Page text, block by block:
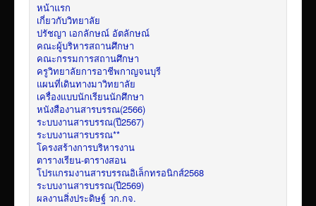
หน้าแรก
เกี่ยวกับวิทยาลัย
ปรัชญา เอกลักษณ์ อัตลักษณ์
คณะผู้บริหารสถานศึกษา
คณะกรรมการสถานศึกษา
ครูวิทยาลัยการอาชีพกาญจนบุรี
แผนที่เดินทางมาวิทยาลัย
เครื่องแบบนักเรียนนักศึกษา
หนังสืองานสารบรรณ(2566)
ระบบงานสารบรรณ(ปี2567)
ระบบงานสารบรรณ**
โครงสร้างการบริหารงาน
ตารางเรียน-ตารางสอน
โปรแกรมงานสารบรรณอิเล็กทรอนิกส์2568
ระบบงานสารบรรณ(ปี2569)
ผลงานสิ่งประดิษฐ์ วก.กจ.